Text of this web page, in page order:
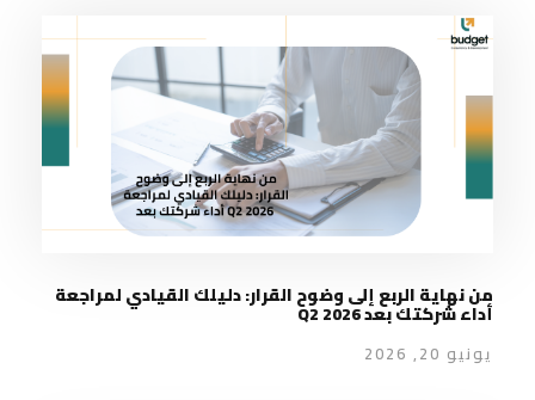
من نهاية الربع إلى وضوح القرار: دليلك القيادي لمراجعة
أداء شركتك بعد Q2 2026
يونيو 20, 2026